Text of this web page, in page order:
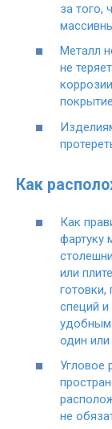
за того,
Металл
не
Как
Как
фартуку
или
готовки,
специй
один или
Угловое
не